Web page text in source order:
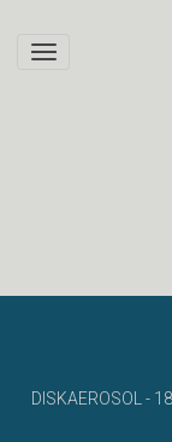
DISKAEROSOL -